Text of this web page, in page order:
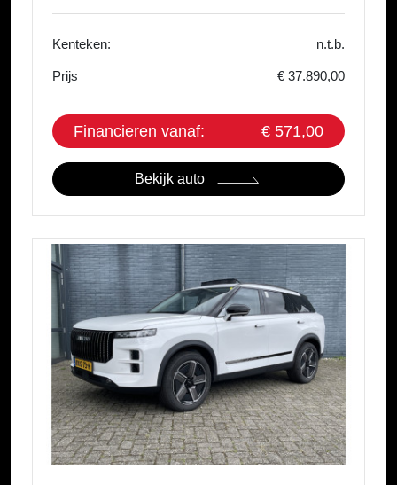
Kenteken: n.t.b.
Prijs € 37.890,00
Financieren vanaf: € 571,00
Bekijk auto